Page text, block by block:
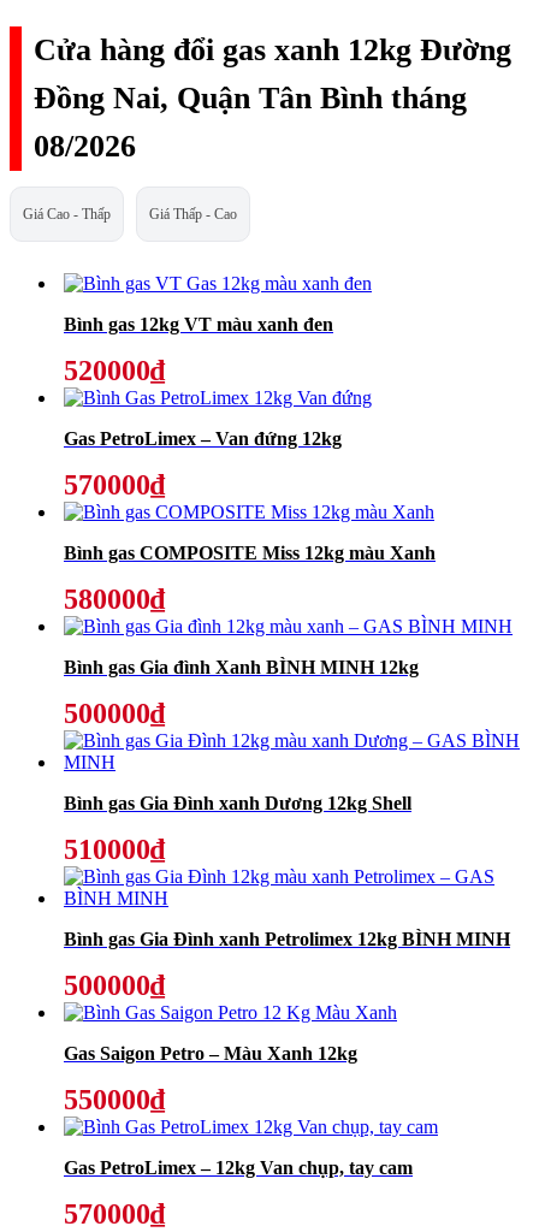
Cửa hàng đổi gas xanh 12kg Đường
Đồng Nai, Quận Tân Bình tháng
08/2026
Giá Cao - Thấp Giá Thấp - Cao
Bình gas 12kg VT màu xanh đen
520000₫
Gas PetroLimex – Van đứng 12kg
570000₫
Bình gas COMPOSITE Miss 12kg màu Xanh
580000₫
Bình gas Gia đình Xanh BÌNH MINH 12kg
500000₫
Bình gas Gia Đình xanh Dương 12kg Shell
510000₫
Bình gas Gia Đình xanh Petrolimex 12kg BÌNH MINH
500000₫
Gas Saigon Petro – Màu Xanh 12kg
550000₫
Gas PetroLimex – 12kg Van chụp, tay cam
570000₫